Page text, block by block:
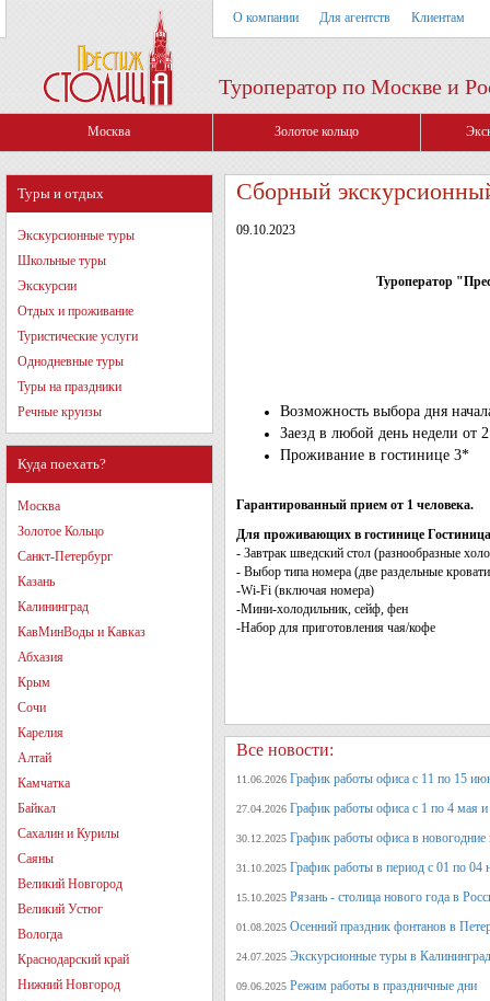
О компании Для агентств Клиентам
Туроператор по Москве и
Москва Золотое кольцо
Туры и отдых
Экскурсионные туры
Школьные туры
Экскурсии
Отдых и проживание
Туристические услуги
Однодневные туры
Туры на праздники
Речные круизы
Куда поехать?
Москва
Золотое Кольцо
Санкт-Петербург
Казань
Калининград
КавМинВоды и Кавказ
Абхазия
Крым
Сочи
Карелия
Алтай
Камчатка
Байкал
Сахалин и Курилы
Саяны
Великий Новгород
Великий Устюг
Вологда
Краснодарский край
Нижний Новгород
Сборный
09.10.2023
Туроператор
Возможность выбора дня
Заезд в любой день недели от
Проживание в гостинице 3*
Гарантированный прием от 1 человека.
Для проживающих в гостинице
- Завтрак шведский стол (разнообразные
- Выбор типа номера (две раздельные
-Wi-Fi (включая номера)
-Мини-холодильник, сейф, фен
-Набор для приготовления чая/кофе
Все новости:
11.06.2026 График работы офиса с 11 по 15
27.04.2026 График работы офиса с 1 по 4 мая
30.12.2025 График работы офиса в новогодние
31.10.2025 График работы в период с 01 по 04
15.10.2025 Рязань - столица нового года в
01.08.2025 Осенний праздник фонтанов в
24.07.2025 Экскурсионные туры в
09.06.2025 Режим работы в праздничные дни